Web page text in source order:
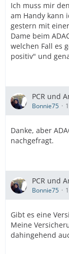
Ich muss mir
am Handy kann
gestern mit
Dame beim
welchen Fall es
positiv" und
PCR und
Bonnie75
Danke, aber
nachgefragt.
PCR und
Bonnie75
Gibt es eine
Meine
dahingehend